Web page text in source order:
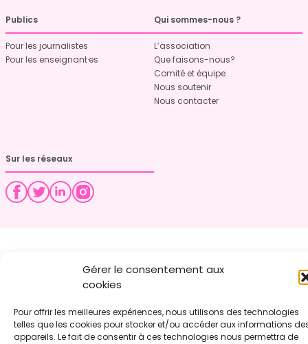
Gérer le consentement aux
cookies
Pour offrir les meilleures expériences, nous utilisons des technologies
telles que les cookies pour stocker et/ou accéder aux informations
appareils. Le fait de consentir à ces technologies nous permettra de
Publics
Pour les journalistes
Pour les enseignant·es
Qui sommes-nous ?
L’association
Que faisons-nous?
Comité et équipe
Nous soutenir
Nous contacter
Sur les réseaux